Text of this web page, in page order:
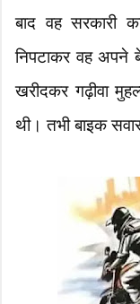
बाद वह सरकारी
निपटाकर वह अपने
खरीदकर गढ़ीवा
थी। तभी बाइक